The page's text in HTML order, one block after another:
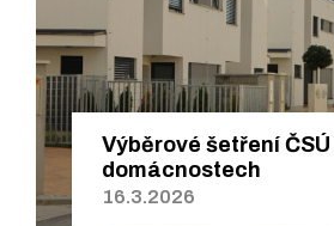
Výběrové šetření ČSÚ
domácnostech
16.3.2026